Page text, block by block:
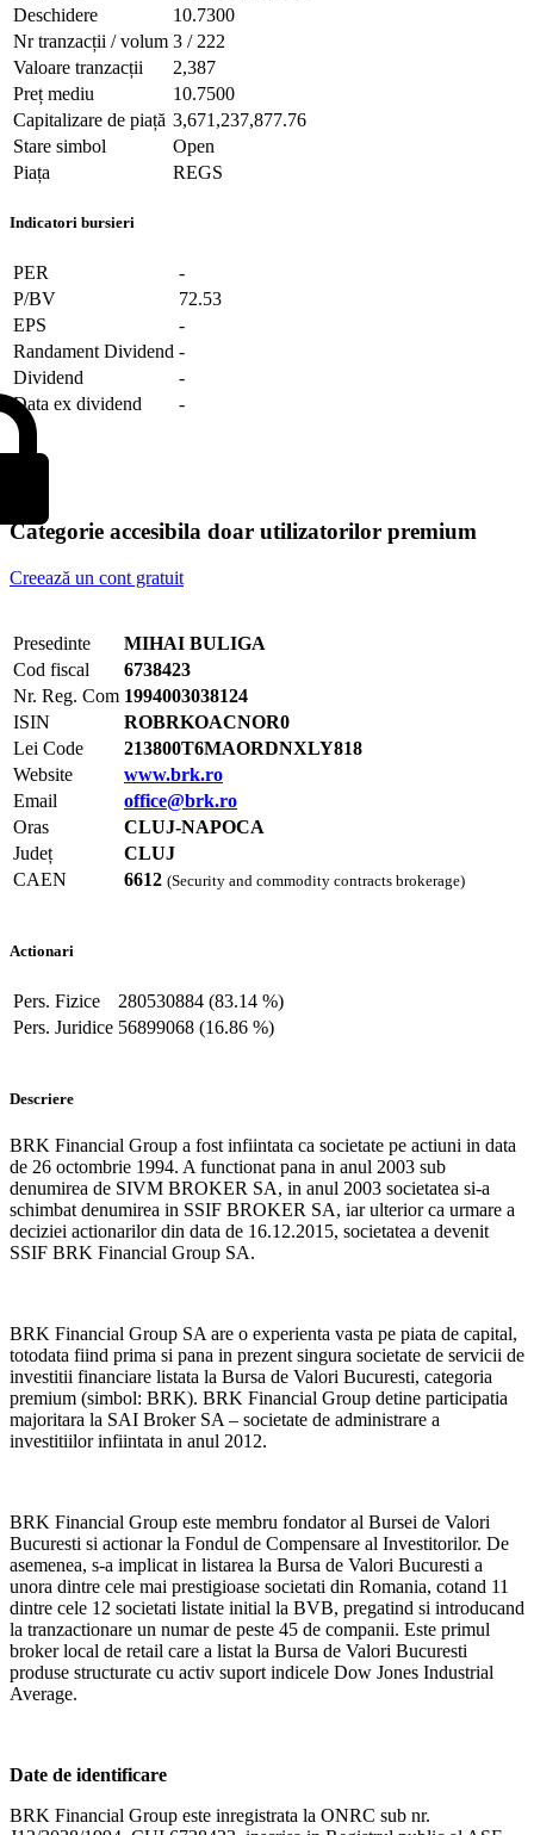
Deschidere
10.7300
Nr tranzacții / volum 3 / 222
Valoare tranzacții
2,387
Preț mediu
10.7500
Capitalizare de piață 3,671,237,877.76
Stare simbol
Open
Piața
REGS
Indicatori bursieri
PER
-
P/BV
72.53
EPS
-
Randament Dividend -
Dividend
-
Data ex dividend
-
Categorie accesibila doar utilizatorilor premium
Creează un cont gratuit
Presedinte
MIHAI BULIGA
Cod fiscal
6738423
Nr. Reg. Com 1994003038124
ISIN
ROBRKOACNOR0
Lei Code
213800T6MAORDNXLY818
Website
www.brk.ro
Email
office@brk.ro
Oras
CLUJ-NAPOCA
Județ
CLUJ
CAEN
6612 (Security and commodity contracts brokerage)
Actionari
Pers. Fizice
280530884 (83.14 %)
Pers. Juridice 56899068 (16.86 %)
Descriere
BRK Financial Group a fost infiintata ca societate pe actiuni in data
de 26 octombrie 1994. A functionat pana in anul 2003 sub
denumirea de SIVM BROKER SA, in anul 2003 societatea si-a
schimbat denumirea in SSIF BROKER SA, iar ulterior ca urmare a
deciziei actionarilor din data de 16.12.2015, societatea a devenit
SSIF BRK Financial Group SA.
BRK Financial Group SA are o experienta vasta pe piata de capital,
totodata fiind prima si pana in prezent singura societate de servicii de
investitii financiare listata la Bursa de Valori Bucuresti, categoria
premium (simbol: BRK). BRK Financial Group detine participatia
majoritara la SAI Broker SA – societate de administrare a
investitiilor infiintata in anul 2012.
BRK Financial Group este membru fondator al Bursei de Valori
Bucuresti si actionar la Fondul de Compensare al Investitorilor. De
asemenea, s-a implicat in listarea la Bursa de Valori Bucuresti a
unora dintre cele mai prestigioase societati din Romania, cotand 11
dintre cele 12 societati listate initial la BVB, pregatind si introducand
la tranzactionare un numar de peste 45 de companii. Este primul
broker local de retail care a listat la Bursa de Valori Bucuresti
produse structurate cu activ suport indicele Dow Jones Industrial
Average.
Date de identificare
BRK Financial Group este inregistrata la ONRC sub nr.